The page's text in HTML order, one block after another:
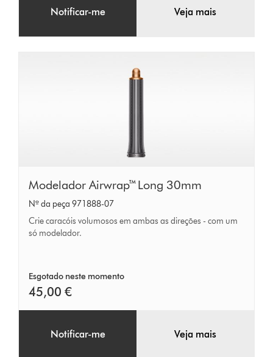
Notificar-me Veja mais
Modelador
Airwrap™
Long
30mm
Modelador Airwrap™ Long 30mm
Nº da peça 971888-07
Crie caracóis volumosos em ambas as direções - com um
só modelador.
Esgotado neste momento
45,00 €
Notificar-me Veja mais